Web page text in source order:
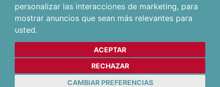
personalizar las interacciones de marketing, para
mostrar anuncios que sean más relevantes para
usted.
ACEPTAR
RECHAZAR
CAMBIAR PREFERENCIAS